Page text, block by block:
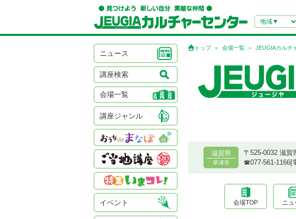
ニュース
講座検索
会場一覧
講座ジャンル
イベント
トップ 会場一覧 JEUGIAカルチ
滋賀県
草津市
〒525-0032 滋
☎︎077-561-1166[
会場TOP ニュ